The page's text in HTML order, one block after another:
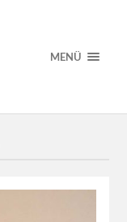
MENÜ